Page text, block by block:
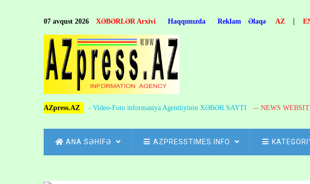
07 avqust 2026 XƏBƏRLƏR Arxivi Haqqımızda Reklam Əlaqə AZ |
AZpress.AZ - Video-Foto informasiya Agentliyinin XƏBƏR SAYTI -- NEWS
MAIN
NAVIGATION
ANA SƏHİFƏ AZPRESSTIMES.INFO